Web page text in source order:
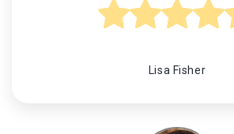
Lisa Fisher